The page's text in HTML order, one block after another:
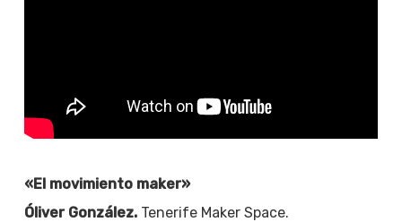
«El movimiento maker»
Óliver González.Tenerife Maker Space.